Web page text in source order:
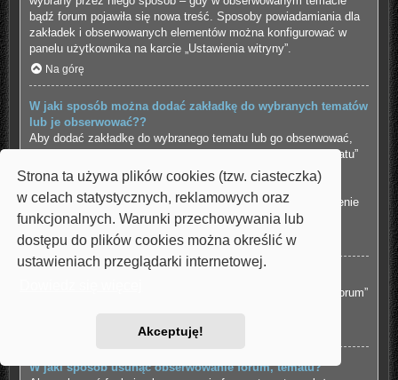
Strona ta używa plików cookies (tzw. ciasteczka)
w celach statystycznych, reklamowych oraz
funkcjonalnych. Warunki przechowywania lub
dostępu do plików cookies można określić w
ustawieniach przeglądarki internetowej.
Akceptuję!
bądź forum pojawiła się nowa treść. Sposoby powiadamiania dla
zakładek i obserwowanych elementów można konfigurować w
panelu użytkownika na karcie „Ustawienia witryny”.
Na górę
W jaki sposób można dodać zakładkę do wybranych tematów
lub je obserwować??
Aby dodać zakładkę do wybranego tematu lub go obserwować,
należy kliknąć odpowiedni odnośnik w menu “Narzędzia tematu”
znajdujące się na górze i na dole wątku.
Udzielenie odpowiedzi w temacie, gdy jest aktywna funkcja
“Powiadamiaj o opublikowaniu odpowiedzi” spowoduje włączenie
obserwowania tematu.
Na górę
Aby obserwować wybrane forum, należy kliknąć „Obserwuj forum”
W jaki sposób usunąć obserwowanie forum, tematu?